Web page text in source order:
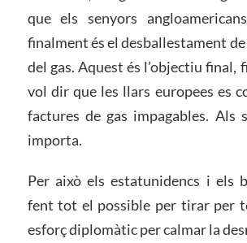
que els senyors
finalment és el desballestament
del gas. Aquest és l’objectiu final,
vol dir que les llars europees es
factures de gas impagables. Als
importa.
Per això els estatunidencs i els
fent tot el possible per tirar per
esforç diplomàtic per calmar la